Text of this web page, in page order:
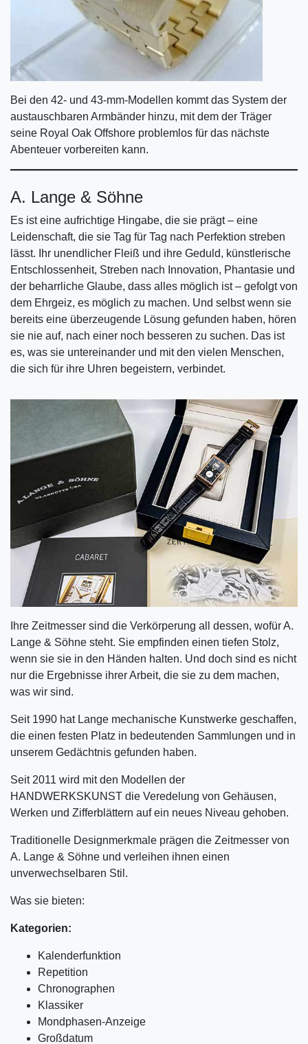
Bei den 42- und 43-mm-Modellen kommt das System der
austauschbaren Armbänder hinzu, mit dem der Träger
seine Royal Oak Offshore problemlos für das nächste
Abenteuer vorbereiten kann.
A. Lange & Söhne
Es ist eine aufrichtige Hingabe, die sie prägt – eine
Leidenschaft, die sie Tag für Tag nach Perfektion streben
lässt. Ihr unendlicher Fleiß und ihre Geduld, künstlerische
Entschlossenheit, Streben nach Innovation, Phantasie und
der beharrliche Glaube, dass alles möglich ist – gefolgt von
dem Ehrgeiz, es möglich zu machen. Und selbst wenn sie
bereits eine überzeugende Lösung gefunden haben, hören
sie nie auf, nach einer noch besseren zu suchen. Das ist
es, was sie untereinander und mit den vielen Menschen,
die sich für ihre Uhren begeistern, verbindet.
Ihre Zeitmesser sind die Verkörperung all dessen, wofür A.
Lange & Söhne steht. Sie empfinden einen tiefen Stolz,
wenn sie sie in den Händen halten. Und doch sind es nicht
nur die Ergebnisse ihrer Arbeit, die sie zu dem machen,
was wir sind.
Seit 1990 hat Lange mechanische Kunstwerke geschaffen,
die einen festen Platz in bedeutenden Sammlungen und in
unserem Gedächtnis gefunden haben.
Seit 2011 wird mit den Modellen der
HANDWERKSKUNST die Veredelung von Gehäusen,
Werken und Zifferblättern auf ein neues Niveau gehoben.
Traditionelle Designmerkmale prägen die Zeitmesser von
A. Lange & Söhne und verleihen ihnen einen
unverwechselbaren Stil.
Was sie bieten:
Kategorien:
Kalenderfunktion
Repetition
Chronographen
Klassiker
Mondphasen-Anzeige
Großdatum